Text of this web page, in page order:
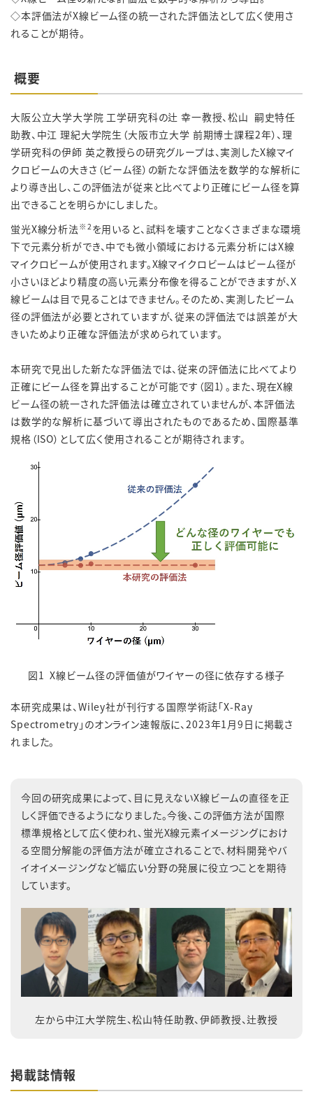
◇本評価法がX線ビーム径の統一された評価法として広く使用さ
れることが期待。
概要
大阪公立大学大学院 工学研究科の辻 幸一教授、松山 嗣史特任
助教、中江 理紀大学院生（大阪市立大学 前期博士課程2年）、理
学研究科の伊師 英之教授らの研究グループは、実測したX線マイ
クロビームの大きさ（ビーム径）の新たな評価法を数学的な解析に
より導き出し、この評価法が従来と比べてより正確にビーム径を算
出できることを明らかにしました。
蛍光X線分析法※ 2 を用いると、試料を壊すことなくさまざまな環境
下で元素分析ができ、中でも微小領域における元素分析にはX線
マイクロビームが使用されます。X線マイクロビームはビーム径が
小さいほどより精度の高い元素分布像を得ることができますが、X
線ビームは目で見ることはできません。そのため、実測したビーム
径の評価法が必要とされていますが、従来の評価法では誤差が大
きいためより正確な評価法が求められています。
本研究で見出した新たな評価法では、従来の評価法に比べてより
正確にビーム径を算出することが可能です（図1）。また、現在X線
ビーム径の統一された評価法は確立されていませんが、本評価法
は数学的な解析に基づいて導出されたものであるため、国際基準
規格（ISO）として広く使用されることが期待されます。
図1 X線ビーム径の評価値がワイヤーの径に依存する様子
本研究成果は、Wiley社が刊行する国際学術誌「X-Ray
Spectrometry」のオンライン速報版に、2023年1月9日に掲載さ
れました。
今回の研究成果によって、目に見えないX線ビームの直径を正
しく評価できるようになりました。今後、この評価方法が国際
標準規格として広く使われ、蛍光X線元素イメージングにおけ
る空間分解能の評価方法が確立されることで、材料開発やバ
イオイメージングなど幅広い分野の発展に役立つことを期待
しています。
左から中江大学院生、松山特任助教、伊師教授、辻教授
掲載誌情報